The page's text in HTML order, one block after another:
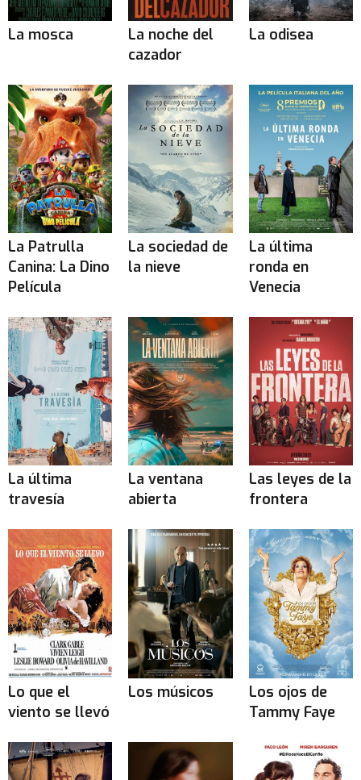
La mosca
La noche del
cazador
La odisea
La Patrulla
Canina: La Dino
Película
La sociedad de
la nieve
La última
ronda en
Venecia
La última
travesía
La ventana
abierta
Las leyes de la
frontera
Lo que el
viento se llevó
Los músicos
Los ojos de
Tammy Faye